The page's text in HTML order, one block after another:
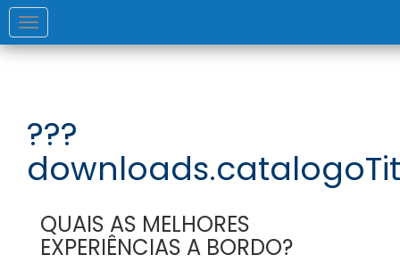
Toggle
navigation
???
QUAIS AS MELHORES
EXPERIÊNCIAS A BORDO?